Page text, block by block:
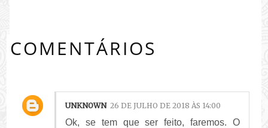
COMENTÁRIOS
UNKNOWN 26 DE JULHO DE 2018 ÀS 14:00
Ok, se tem que ser feito, faremos. O